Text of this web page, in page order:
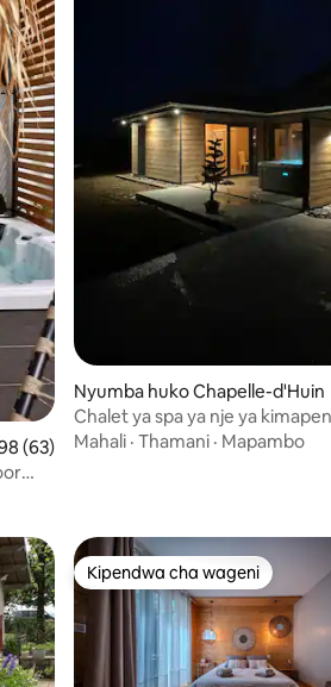
wa wastani wa 4.98 kati ya 5,
(63)
Nyumba huko Chapelle-d'Huin
Chalet ya spa ya nje ya
Mahali · Thamani · Mapambo
Kipendwa cha wageni
Kipendwa cha wageni